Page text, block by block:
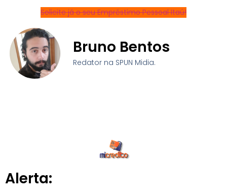
Solicite já o seu Empréstimo Pessoal Itaú!
Bruno Bentos
Redator na SPUN Midia.
Alerta: